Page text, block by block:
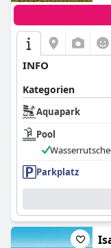
INFO
Kategorien
Aquapark
Pool
Wasserrutsche
Parkplatz